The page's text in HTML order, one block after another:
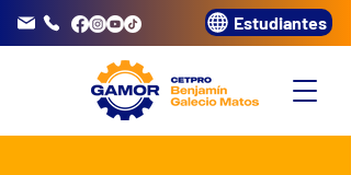
3320072 Estudiantes